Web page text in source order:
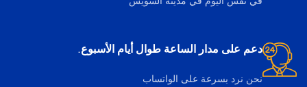
دعم على مدار الساعة طوال أيام الأسبوع.
نحن نرد بسرعة على الواتساب